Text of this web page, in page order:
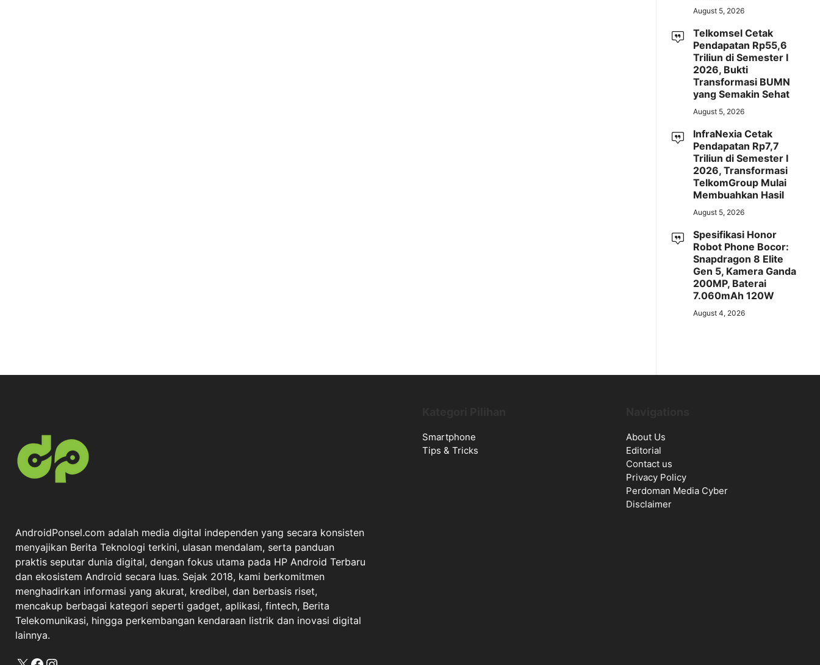
August 5, 2026
Telkomsel Cetak
Pendapatan Rp55,6
Triliun di Semester I
2026, Bukti
Transformasi BUMN
yang Semakin Sehat
August 5, 2026
InfraNexia Cetak
Pendapatan Rp7,7
Triliun di Semester I
2026, Transformasi
TelkomGroup Mulai
Membuahkan Hasil
August 5, 2026
Spesifikasi Honor
Robot Phone Bocor:
Snapdragon 8 Elite
Gen 5, Kamera Ganda
200MP, Baterai
7.060mAh 120W
August 4, 2026
AndroidPonsel.com adalah media digital independen yang secara konsisten
menyajikan Berita Teknologi terkini, ulasan mendalam, serta panduan
praktis seputar dunia digital, dengan fokus utama pada HP Android Terbaru
dan ekosistem Android secara luas. Sejak 2018, kami berkomitmen
menghadirkan informasi yang akurat, kredibel, dan berbasis riset,
mencakup berbagai kategori seperti gadget, aplikasi, fintech, Berita
Telekomunikasi, hingga perkembangan kendaraan listrik dan inovasi digital
lainnya.
Smartphone
Tips & Tricks
About Us
Editorial
Contact us
Privacy Policy
Perdoman Media Cyber
Disclaimer